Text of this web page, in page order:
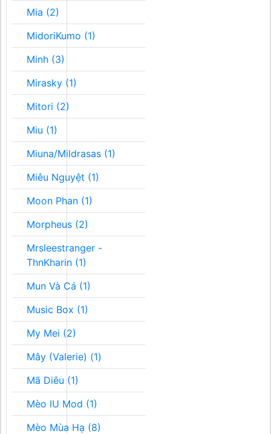
Mia (2)
MidoriKumo (1)
Minh (3)
Mirasky (1)
Mitori (2)
Miu (1)
Miuna/Mildrasas (1)
Miêu Nguyệt (1)
Moon Phan (1)
Morpheus (2)
Mrsleestranger -
ThnKharin (1)
Mun Và Cá (1)
Music Box (1)
My Mei (2)
Mây (Valerie) (1)
Mã Diêu (1)
Mèo IU Mod (1)
Mèo Mùa Hạ (8)